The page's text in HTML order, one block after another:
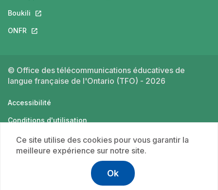
Boukili Ce lien s'ouvrira dans un nouvel onglet.
ONFR Ce lien s'ouvrira dans un nouvel onglet.
© Office des télécommunications éducatives de
langue française de l'Ontario (TFO) - 2026
Accessibilité
Conditions d'utilisation
Politique de confidentialité
Ce site utilise des cookies pour vous garantir la
meilleure expérience sur notre site.
Ok